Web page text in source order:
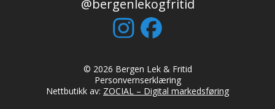
@bergenlekogfritid
© 2026 Bergen Lek & Fritid
Personvernserklæring
Nettbutikk av: ZOCIAL – Digital markedsføring